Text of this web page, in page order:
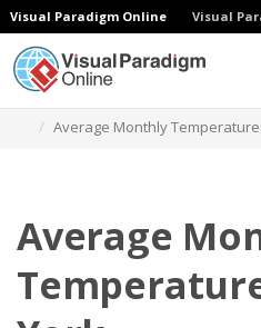
Visual Paradigm Online Visual
Average Monthly
Average